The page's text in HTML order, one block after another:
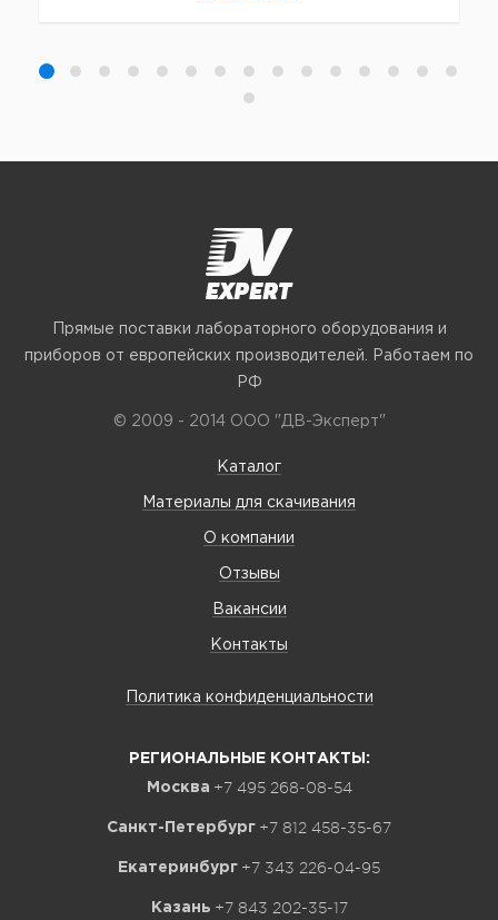
Прямые поставки лабораторного оборудования и
приборов от европейских производителей. Работаем по
РФ
© 2009 - 2014 ООО "ДВ-Эксперт"
Каталог
Материалы для скачивания
О компании
Отзывы
Вакансии
Контакты
Политика конфиденциальности
РЕГИОНАЛЬНЫЕ КОНТАКТЫ:
Москва +7 495 268-08-54
Санкт-Петербург +7 812 458-35-67
Екатеринбург +7 343 226-04-95
Казань +7 843 202-35-17